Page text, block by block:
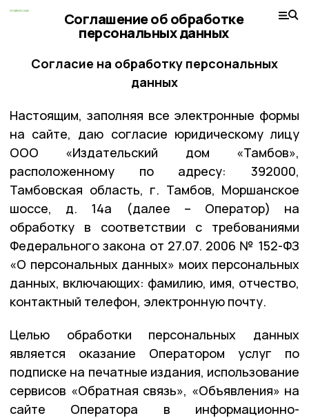
Соглашение об обработке
персональных данных
Согласие на обработку персональных
данных
Настоящим, заполняя все электронные формы
на сайте, даю согласие юридическому лицу
ООО «Издательский дом «Тамбов»,
расположенному по адресу: 392000,
Тамбовская область, г. Тамбов, Моршанское
шоссе, д. 14а (далее – Оператор) на
обработку в соответствии с требованиями
Федерального закона от 27.07. 2006 № 152-ФЗ
«О персональных данных» моих персональных
данных, включающих: фамилию, имя, отчество,
контактный телефон, электронную почту.
Целью обработки персональных данных
является оказание Оператором услуг по
подписке на печатные издания, использование
сервисов «Обратная связь», «Объявления» на
сайте Оператора в информационно-